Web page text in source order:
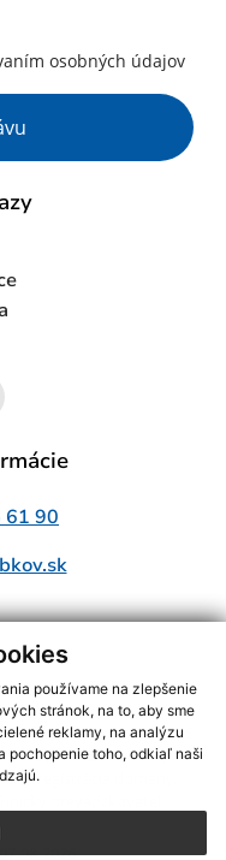
používame na zlepšenie
stránok, na to, aby sme
reklamy, na analýzu
pochopenie toho, odkiaľ naši
osobných údajov
61 90
s využitím RSS
2,Mapa stránok,web portál
,registrácia domény